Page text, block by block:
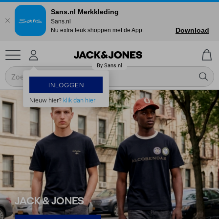
INLOGGEN
Nieuw hier? klik dan hier
JACK & JONES
Sans.nl Merkkleding
Sans.nl
Nu extra leuk shoppen met de App.
Download